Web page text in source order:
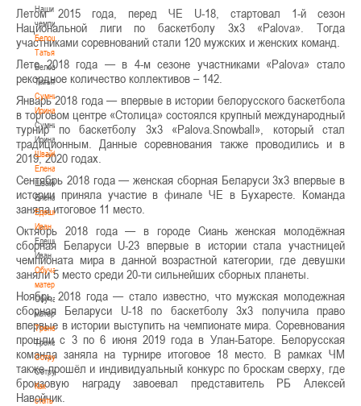
Наши
чемпионы
Белошапко
Татьяна
Белошапко
Татьяна
Сумникова
Ирина
Сумникова
Ирина
Швайбович
Елена
Швайбович
Елена
Едешко
Иван
Едешко
Иван
Обучающие
материалы
Обучающие
материалы
Тренерам
Тренерам
Сотрудничество
Сотрудничество
Как
стать
Летом 2015 года, перед ЧЕ U-18, стартовал 1-й сезон
Национальной лиги по баскетболу 3х3 «Palova». Тогда
участниками соревнований стали 120 мужских и женских команд.
Лето 2018 года — в 4-м сезоне участниками «Palova» стало
рекордное количество коллективов – 142.
Январь 2018 года — впервые в истории белорусского баскетбола
в торговом центре «Столица» состоялся крупный международный
турнир по баскетболу 3х3 «Palova.Snowball», который стал
традиционным. Данные соревнования также проводились и в
2019, 2020 годах.
Сентябрь 2018 года — женская сборная Беларуси 3х3 впервые в
истории приняла участие в финале ЧЕ в Бухаресте. Команда
заняла итоговое 11 место.
Октябрь 2018 года — в городе Сиань женская молодёжная
сборная Беларуси U-23 впервые в истории стала участницей
чемпионата мира в данной возрастной категории, где девушки
заняли 5 место среди 20-ти сильнейших сборных планеты.
Ноябрь 2018 года — стало известно, что мужская молодежная
сборная Беларуси U-18 по баскетболу 3х3 получила право
впервые в истории выступить на чемпионате мира. Соревнования
прошли с 3 по 6 июня 2019 года в Улан-Баторе. Белорусская
команда заняла на турнире итоговое 18 место. В рамках ЧМ
также прошёл и индивидуальный конкурс по броскам сверху, где
бронзовую награду завоевал представитель РБ Алексей
Навойчик.